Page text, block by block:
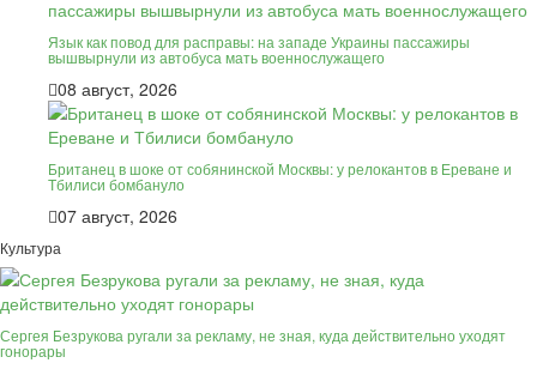
Язык как повод для расправы: на западе Украины пассажиры
вышвырнули из автобуса мать военнослужащего
08 август, 2026
Британец в шоке от собянинской Москвы: у релокантов в Ереване и
Тбилиси бомбануло
07 август, 2026
Культура
Сергея Безрукова ругали за рекламу, не зная, куда действительно уходят
гонорары